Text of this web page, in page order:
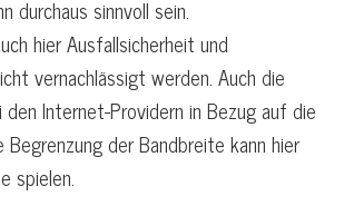
durchaus sinnvoll sein.
hier Ausfallsicherheit und
vernachlässigt werden. Auch die
Internet-Providern in Bezug auf die
Begrenzung der Bandbreite kann hier
spielen.